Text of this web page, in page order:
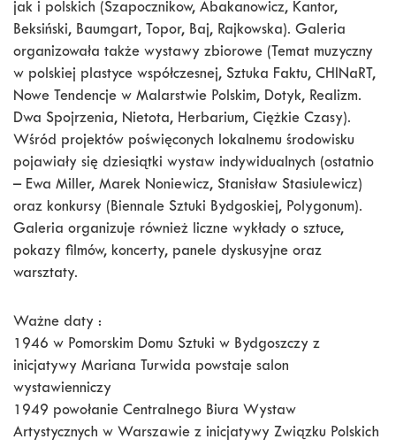
jak i polskich (Szapocznikow, Abakanowicz, Kantor,
Beksiński, Baumgart, Topor, Baj, Rajkowska). Galeria
organizowała także wystawy zbiorowe (Temat muzyczny
w polskiej plastyce współczesnej, Sztuka Faktu, CHINaRT,
Nowe Tendencje w Malarstwie Polskim, Dotyk, Realizm.
Dwa Spojrzenia, Nietota, Herbarium, Ciężkie Czasy).
Wśród projektów poświęconych lokalnemu środowisku
pojawiały się dziesiątki wystaw indywidualnych (ostatnio
– Ewa Miller, Marek Noniewicz, Stanisław Stasiulewicz)
oraz konkursy (Biennale Sztuki Bydgoskiej, Polygonum).
Galeria organizuje również liczne wykłady o sztuce,
pokazy filmów, koncerty, panele dyskusyjne oraz
warsztaty.
Ważne daty :
1946 w Pomorskim Domu Sztuki w Bydgoszczy z
inicjatywy Mariana Turwida powstaje salon
wystawienniczy
1949 powołanie Centralnego Biura Wystaw
Artystycznych w Warszawie z inicjatywy Związku Polskich